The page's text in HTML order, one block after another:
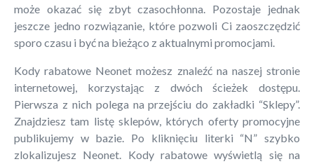
może okazać się zbyt czasochłonna. Pozostaje jednak
jeszcze jedno rozwiązanie, które pozwoli Ci zaoszczędzić
sporo czasu i być na bieżąco z aktualnymi promocjami.
Kody rabatowe Neonet możesz znaleźć na naszej stronie
internetowej, korzystając z dwóch ścieżek dostępu.
Pierwsza z nich polega na przejściu do zakładki “Sklepy”.
Znajdziesz tam listę sklepów, których oferty promocyjne
publikujemy w bazie. Po kliknięciu literki “N” szybko
zlokalizujesz Neonet. Kody rabatowe wyświetlą się na